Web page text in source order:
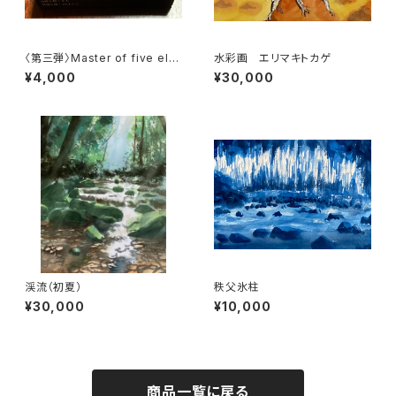
〈第三弾〉Master of five ele
ments〈1セット86枚:2人分〉
¥4,000
水彩画 エリマキトカゲ
¥30,000
渓流（初夏）
¥30,000
秩父氷柱
¥10,000
商品一覧に戻る